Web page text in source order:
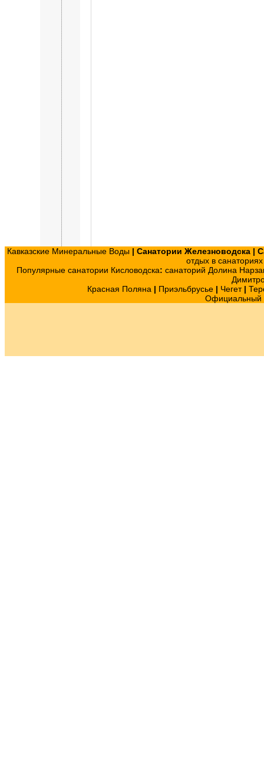
Кавказские Минеральные Воды | Санатории Железноводска |
отдых в
Популярные санатории Кисловодска: санаторий Долина
Красная Поляна | Приэльбрусье| Чегет|
Официальный